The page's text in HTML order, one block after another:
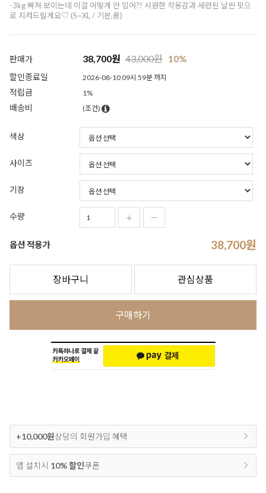
-3kg 빠져 보이는데 이걸 어떻게 안 입어?! 시원한 착용감과 세련된 날씬 핏으
로 지켜드릴게요♡ (S~XL / 기본,롱)
판매가 38,700원 43,000원 10%
할인종료일 2026-08-10 09시 59분 까지
적립금 1%
배송비 (조건)
색상
사이즈
기장
수량
옵션 적용가 38,700원
장바구니 관심상품
구매하기
+10,000원상당의 회원가입 혜택
앱 설치시 10% 할인쿠폰